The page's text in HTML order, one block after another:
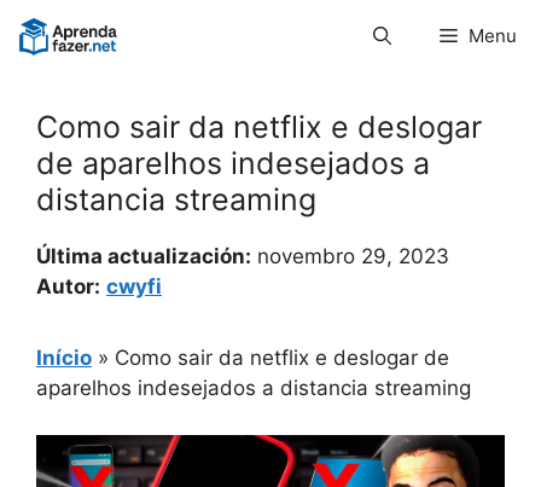
Pular
para
Menu
Como sair da netflix e deslogar
de aparelhos indesejados a
distancia streaming
Última actualización: novembro 29, 2023
Autor: cwyfi
Início » Como sair da netflix e deslogar de
aparelhos indesejados a distancia streaming